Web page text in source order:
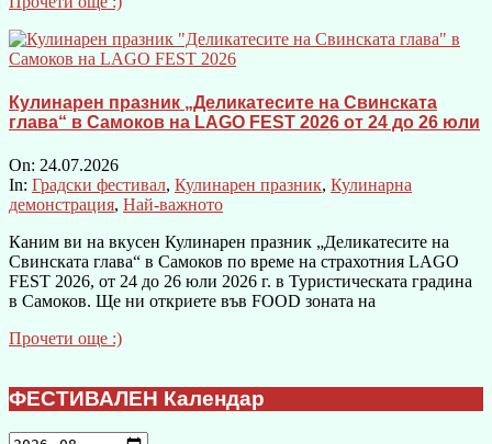
Кулинарен празник „Деликатесите на Свинската
глава“ в Самоков на LAGO FEST 2026 от 24 до 26 юли
On: 24.07.2026
In: Градски фестивал, Кулинарен празник, Кулинарна
демонстрация, Най-важното
Каним ви на вкусен Кулинарен празник „Деликатесите на
Свинската глава“ в Самоков по време на страхотния LAGO
FEST 2026, от 24 до 26 юли 2026 г. в Туристическата градина
в Самоков. Ще ни откриете във FOOD зоната на
Прочети още :)
ФЕСТИВАЛЕН Календар